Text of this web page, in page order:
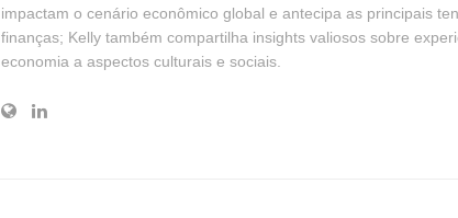
impactam o cenário econômico global e antecipa as principais
finanças; Kelly também compartilha insights valiosos sobre
economia a aspectos culturais e sociais.